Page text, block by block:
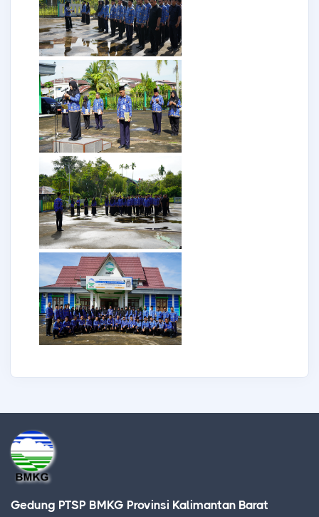
Gedung PTSP BMKG Provinsi Kalimantan Barat